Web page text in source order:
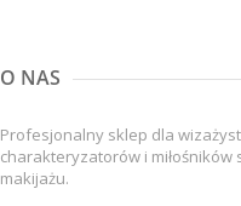
O NAS
Profesjonalny sklep dla
charakteryzatorów i miłośników
makijażu.